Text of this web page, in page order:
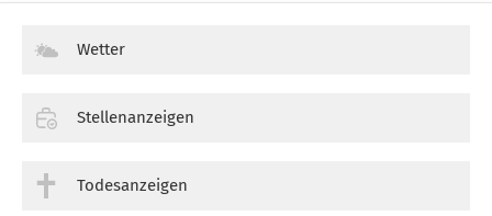
Wetter
Stellenanzeigen
Todesanzeigen